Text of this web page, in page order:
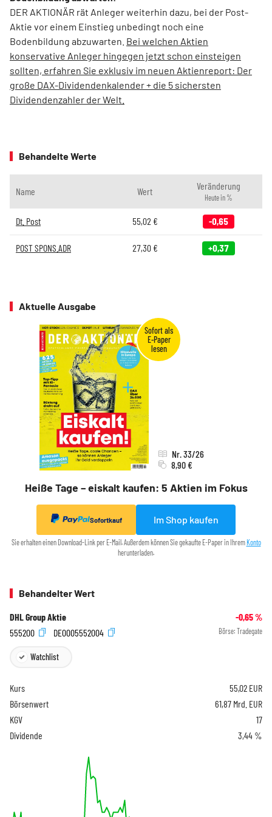
DER AKTIONÄR rät Anleger weiterhin dazu, bei der Post-
Aktie vor einem Einstieg unbedingt noch eine
Bodenbildung abzuwarten. Bei welchen Aktien
konservative Anleger hingegen jetzt schon einsteigen
sollten, erfahren Sie exklusiv im neuen Aktienreport: Der
große DAX-Dividendenkalender + die 5 sichersten
Dividendenzahler der Welt.
Behandelte Werte
Name Wert Veränderung
Heute in %
Dt. Post 55,02 € -0,65
POST SPONS.ADR 27,30€ +0,37
Aktuelle Ausgabe
Heiße Tage – eiskalt kaufen: 5 Aktien im Fokus
Nr. 33/26
8,90 €
Sofortkauf Im Shop kaufen
Sie erhalten einen Download-Link per E-Mail. Außerdem können Sie gekaufte E-Paper in Ihrem Konto
herunterladen.
Behandelter Wert
DHL Group Aktie -0,65%
555200
DE0005552004 Börse: Tradegate
Watchlist
Kurs 55,02 EUR
Börsenwert
61,87 Mrd. EUR
KGV
17
Dividende
3,44 %